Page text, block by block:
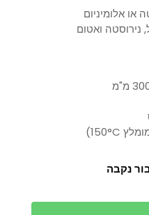
או אלומיניום
נירוסטה ואטום
נקבה